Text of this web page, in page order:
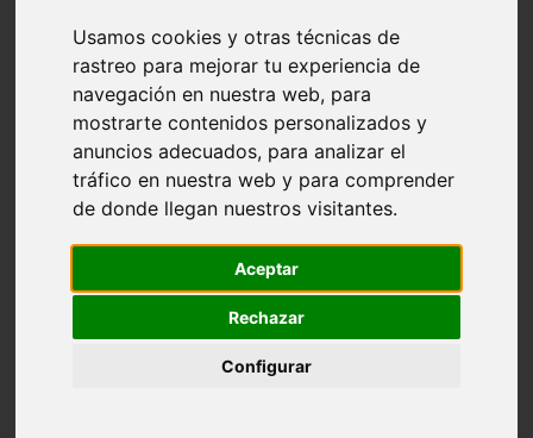
Usamos cookies y otras técnicas de
rastreo para mejorar tu experiencia de
navegación en nuestra web, para
mostrarte contenidos personalizados y
anuncios adecuados, para analizar el
tráfico en nuestra web y para comprender
de donde llegan nuestros visitantes.
Aceptar
Rechazar
Configurar
Madrid - pozuelo-de-alarcón
Teruel - sarrión
Cádiz - algodonales
Illes-balears - inca
Madrid - madrid
Málaga - torremolinos
Asturias - oviedo
Cádiz - el-puerto-de-santa-maría
Asturias - aller
Zaragoza - zaragoza
Valencia - valencia